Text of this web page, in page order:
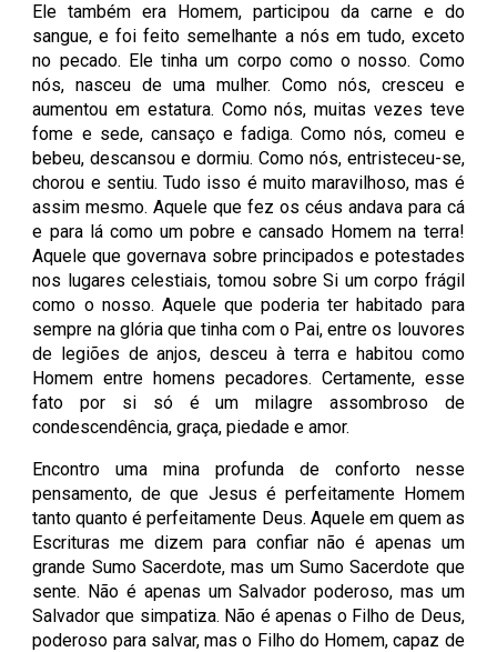
Ele também era Homem, participou da carne e do
sangue, e foi feito semelhante a nós em tudo, exceto
no pecado. Ele tinha um corpo como o nosso. Como
nós, nasceu de uma mulher. Como nós, cresceu e
aumentou em estatura. Como nós, muitas vezes teve
fome e sede, cansaço e fadiga. Como nós, comeu e
bebeu, descansou e dormiu. Como nós, entristeceu-se,
chorou e sentiu. Tudo isso é muito maravilhoso, mas é
assim mesmo. Aquele que fez os céus andava para cá
e para lá como um pobre e cansado Homem na terra!
Aquele que governava sobre principados e potestades
nos lugares celestiais, tomou sobre Si um corpo frágil
como o nosso. Aquele que poderia ter habitado para
sempre na glória que tinha com o Pai, entre os louvores
de legiões de anjos, desceu à terra e habitou como
Homem entre homens pecadores. Certamente, esse
fato por si só é um milagre assombroso de
condescendência, graça, piedade e amor.
Encontro uma mina profunda de conforto nesse
pensamento, de que Jesus é perfeitamente Homem
tanto quanto é perfeitamente Deus. Aquele em quem as
Escrituras me dizem para confiar não é apenas um
grande Sumo Sacerdote, mas um Sumo Sacerdote que
sente. Não é apenas um Salvador poderoso, mas um
Salvador que simpatiza. Não é apenas o Filho de Deus,
poderoso para salvar, mas o Filho do Homem, capaz de